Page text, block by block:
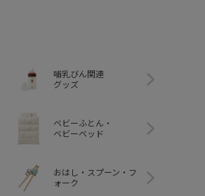
哺乳びん関連
グッズ
ベビーふとん・
ベビーベッド
おはし・スプーン・フ
ォーク